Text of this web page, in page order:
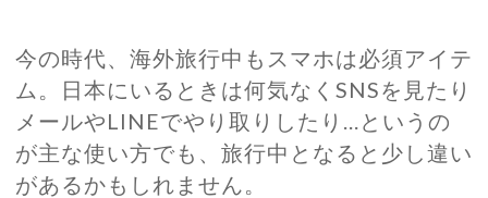
今の時代、海外旅行中もスマホは必須アイテ
ム。日本にいるときは何気なくSNSを見たり
メールやLINEでやり取りしたり…というの
が主な使い方でも、旅行中となると少し違い
があるかもしれません。